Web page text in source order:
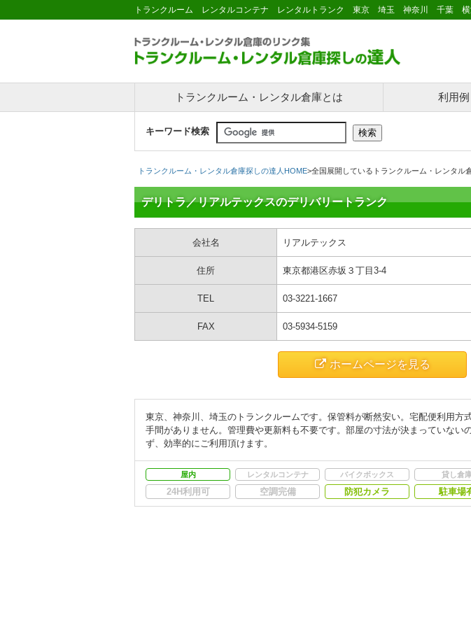
トランクルーム レンタルコンテナ レンタルトランク 東京 埼玉 神奈川 千
トランクルーム・レンタル倉庫とは 利用例
キーワード検索
トランクルーム・レンタル倉庫探しの達人HOME>全国展開しているトランクルーム・レンタル
デリトラ／リアルテックスのデリバリートランク
会社名 リアルテックス
住所 東京都港区赤坂３丁目3-4
TEL 03-3221-1667
FAX 03-5934-5159
ホームページを見る
東京、神奈川、埼玉のトランクルームです。保管料が断然安い。宅配便利用方
手間がありません。管理費や更新料も不要です。部屋の寸法が決まっていない
ず、効率的にご利用頂けます。
屋内 レンタルコンテナ バイクボックス 貸し倉
24H利用可 空調完備 防犯カメラ 駐車場